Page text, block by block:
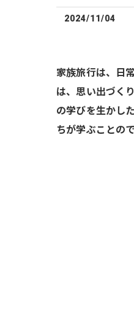
2024/11/04
家族旅行は、日
は、思い出づく
の学びを生かし
ちが学ぶことの